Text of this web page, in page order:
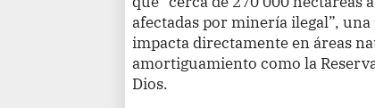
afectadas por minería ilegal”,
impacta directamente en áreas
amortiguamiento como la
Dios.